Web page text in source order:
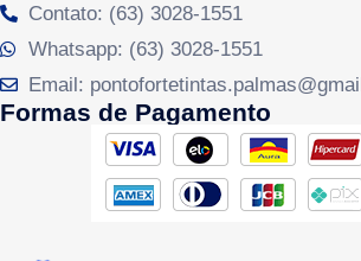
Contato: (63) 3028-1551
Whatsapp: (63) 3028-1551
Email:
Formas de Pagamento